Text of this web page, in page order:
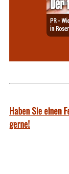
Haben Sie einen
gerne!